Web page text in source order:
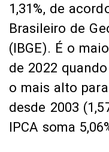
1,31%, de
Brasileiro de
(IBGE). É o
de 2022
o mais alto
desde 2003
IPCA soma